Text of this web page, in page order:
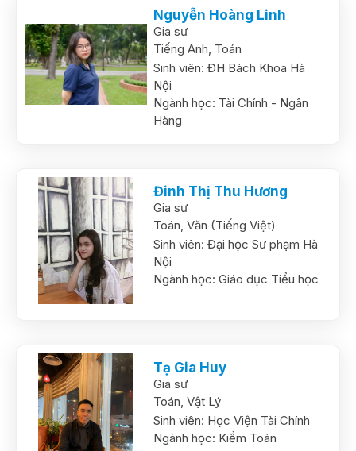
Nguyễn Hoàng Linh
Gia sư
Tiếng Anh, Toán
Sinh viên: ĐH Bách Khoa Hà
Nội
Ngành học: Tài Chính - Ngân
Hàng
Đinh Thị Thu Hương
Gia sư
Toán,Văn (Tiếng Việt)
Sinh viên: Đại học Sư phạm Hà
Nội
Ngành học: Giáo dục Tiểu học
Tạ Gia Huy
Gia sư
Toán,Vật Lý
Sinh viên: Học Viện Tài Chính
Ngành học: Kiểm Toán